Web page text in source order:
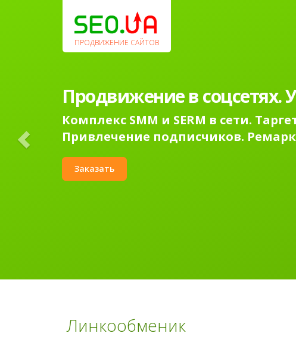
ПРОДВИЖЕНИЕ САЙТОВ
Продвижение в соцсетях.
Комплекс SMM и SERM в сети.
Привлечение подписчиков.
Заказать
Линкообменик